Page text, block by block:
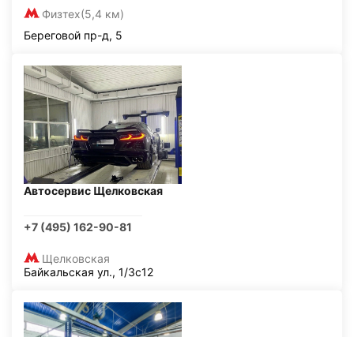
Физтех(5,4 км)
Береговой пр-д, 5
Автосервис Щелковская
+7 (495) 162-90-81
Щелковская
Байкальская ул., 1/3с12